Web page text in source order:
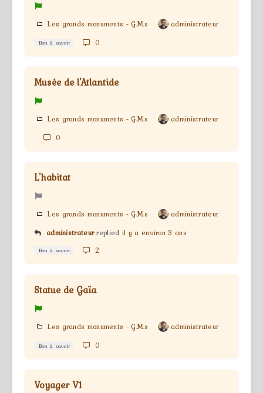
Les grands monuments - G.M.s administrateur
Bon à savoir 0
Musée de l'Atlantide
Les grands monuments - G.M.s
administrateur
0
L'habitat
Les grands monuments - G.M.s
administrateur
administrateur replied il y a environ 3 ans
Bon à savoir 2
Statue de Gaïa
Les grands monuments - G.M.s administrateur
Bon à savoir 0
Voyager V1